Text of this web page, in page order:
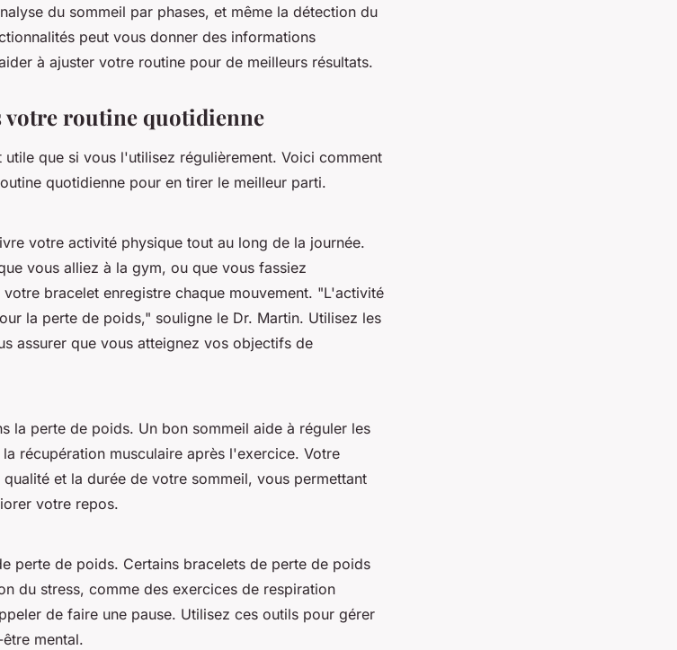
du sommeil par phases, et même la détection du
peut vous donner des informations
à ajuster votre routine pour de meilleurs résultats.
votre routine quotidienne
que si vous l'utilisez régulièrement. Voici comment
quotidienne pour en tirer le meilleur parti.
votre activité physique tout au long de la journée.
vous alliez à la gym, ou que vous fassiez
bracelet enregistre chaque mouvement. "L'activité
la perte de poids," souligne le Dr. Martin. Utilisez les
assurer que vous atteignez vos objectifs de
la perte de poids. Un bon sommeil aide à réguler les
récupération musculaire après l'exercice. Votre
et la durée de votre sommeil, vous permettant
votre repos.
perte de poids. Certains bracelets de perte de poids
du stress, comme des exercices de respiration
de faire une pause. Utilisez ces outils pour gérer
mental.